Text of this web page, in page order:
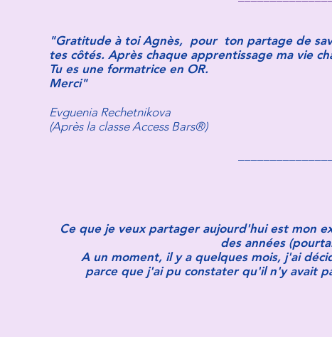
"Gratitude à toi Agnès, pour ton partage de
tes côtés. Après chaque apprentissage ma vie
Tu es une formatrice en OR.
Merci"
Evguenia Rechetnikova
(Après la classe Access Bars®)
Ce que je veux partager aujourd'hui est mon
des années
A un moment, il y a quelques mois, j'ai
parce que j'ai pu constater qu'il n'y avait